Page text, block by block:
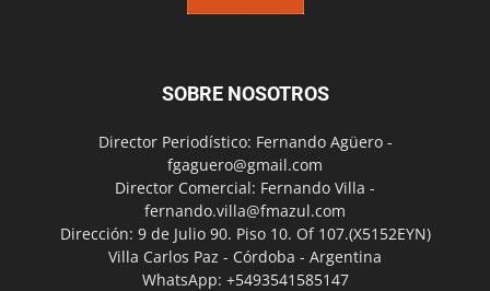
SOBRE NOSOTROS
Director Periodístico: Fernando Agüero -
fgaguero@gmail.com
Director Comercial: Fernando Villa -
fernando.villa@fmazul.com
Dirección: 9 de Julio 90. Piso 10. Of 107.(X5152EYN)
Villa Carlos Paz - Córdoba - Argentina
WhatsApp: +5493541585147